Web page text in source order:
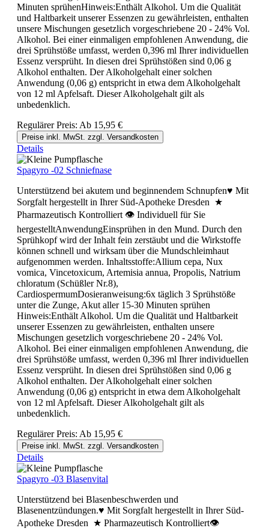
Minuten sprühenHinweis:Enthält Alkohol. Um die Qualität
und Haltbarkeit unserer Essenzen zu gewährleisten, enthalten
unsere Mischungen gesetzlich vorgeschriebene 20 - 24% Vol.
Alkohol. Bei einer einmaligen empfohlenen Anwendung, die
drei Sprühstöße umfasst, werden 0,396 ml Ihrer individuellen
Essenz versprüht. In diesen drei Sprühstößen sind 0,06 g
Alkohol enthalten. Der Alkoholgehalt einer solchen
Anwendung (0,06 g) entspricht in etwa dem Alkoholgehalt
von 12 ml Apfelsaft. Dieser Alkoholgehalt gilt als
unbedenklich.
Regulärer Preis: Ab 15,95 €
Preise inkl. MwSt. zzgl. Versandkosten
Details
Spagyro -02 Schniefnase
Unterstützend bei akutem und beginnendem Schnupfen♥ Mit
Sorgfalt hergestellt in Ihrer Süd-Apotheke Dresden ★
Pharmazeutisch Kontrolliert 👁 Individuell für Sie
hergestelltAnwendungEinsprühen in den Mund. Durch den
Sprühkopf wird der Inhalt fein zerstäubt und die Wirkstoffe
können schnell und wirksam über die Mundschleimhaut
aufgenommen werden. Inhaltsstoffe:Allium cepa, Nux
vomica, Vincetoxicum, Artemisia annua, Propolis, Natrium
chloratum (Schüßler Nr.8),
CardiospermumDosieranweisung:6x täglich 3 Sprühstöße
unter die Zunge, Akut aller 15-30 Minuten sprühen
Hinweis:Enthält Alkohol. Um die Qualität und Haltbarkeit
unserer Essenzen zu gewährleisten, enthalten unsere
Mischungen gesetzlich vorgeschriebene 20 - 24% Vol.
Alkohol. Bei einer einmaligen empfohlenen Anwendung, die
drei Sprühstöße umfasst, werden 0,396 ml Ihrer individuellen
Essenz versprüht. In diesen drei Sprühstößen sind 0,06 g
Alkohol enthalten. Der Alkoholgehalt einer solchen
Anwendung (0,06 g) entspricht in etwa dem Alkoholgehalt
von 12 ml Apfelsaft. Dieser Alkoholgehalt gilt als
unbedenklich.
Regulärer Preis: Ab 15,95 €
Preise inkl. MwSt. zzgl. Versandkosten
Details
Spagyro -03 Blasenvital
Unterstützend bei Blasenbeschwerden und
Blasenentzündungen.♥ Mit Sorgfalt hergestellt in Ihrer Süd-
Apotheke Dresden ★ Pharmazeutisch Kontrolliert👁